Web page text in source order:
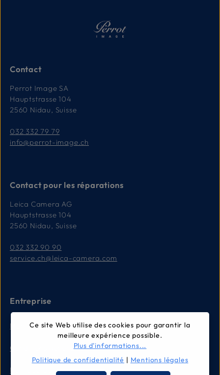
Contact
Perrot Image SA
Hauptstrasse 104
2560 Nidau, Suisse
032 332 79 79
info@perrot-image.ch
Contact pour les réparations
Leica Camera AG
Hauptstrasse 104
2560 Nidau, Suisse
032 332 90 90
service.ch@leica-camera.com
Entreprise
Mentions légales
Conditions générales
Politique de confidentialité
Ce site Web utilise des cookies pour garantir la
meilleure expérience possible.
Plus d'informations...
Politique de confidentialité | Mentions légales